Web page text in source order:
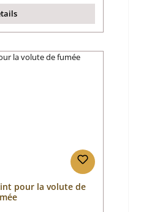
pour la volute de